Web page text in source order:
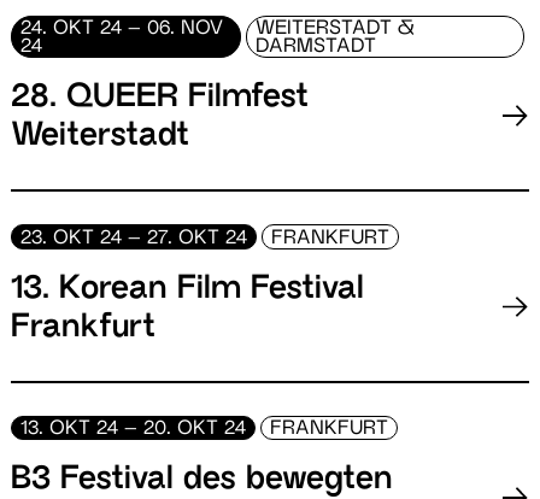
24. OKT 24 – 06. NOV
24
WEITERSTADT &
DARMSTADT
28. QUEER Filmfest
Weiterstadt
23. OKT 24 – 27. OKT 24 FRANKFURT
13. Korean Film Festival
Frankfurt
13. OKT 24 – 20. OKT 24 FRANKFURT
B3 Festival des bewegten